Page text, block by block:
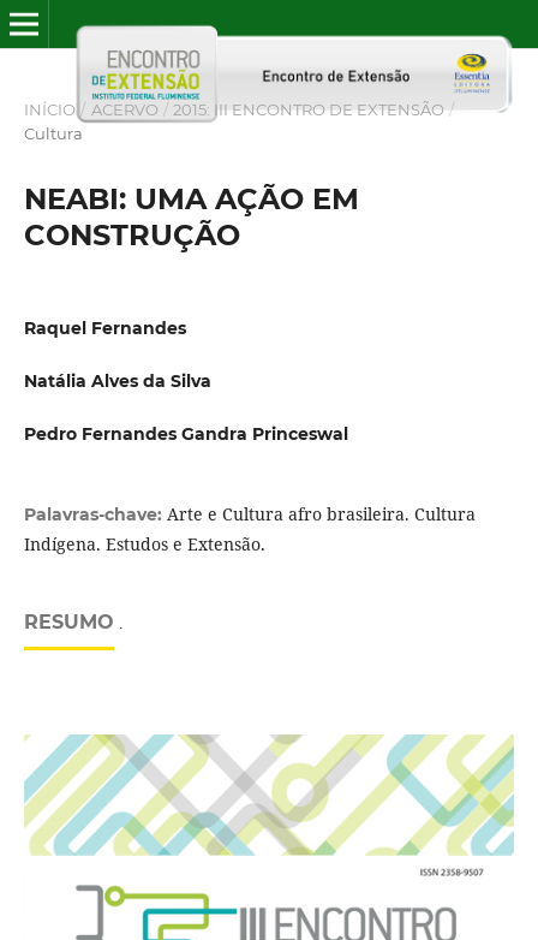
INÍCIO / ACERVO / 2015: III ENCONTRO DE EXTENSÃO /
Cultura
NEABI: UMA AÇÃO EM
CONSTRUÇÃO
Raquel Fernandes
Natália Alves da Silva
Pedro Fernandes Gandra Princeswal
Palavras-chave: Arte e Cultura afro brasileira. Cultura
Indígena. Estudos e Extensão.
RESUMO .